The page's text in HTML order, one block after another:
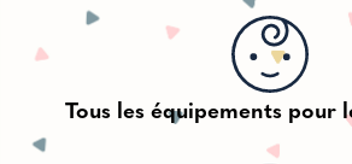
Tous les équipements pour